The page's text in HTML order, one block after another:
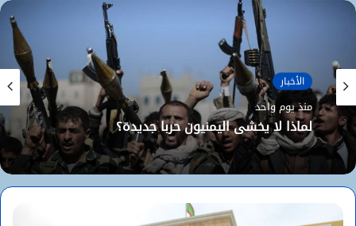
الأخبار
منذ يوم واحد
لماذا لا يخشى اليمنيون حربا جديدة؟